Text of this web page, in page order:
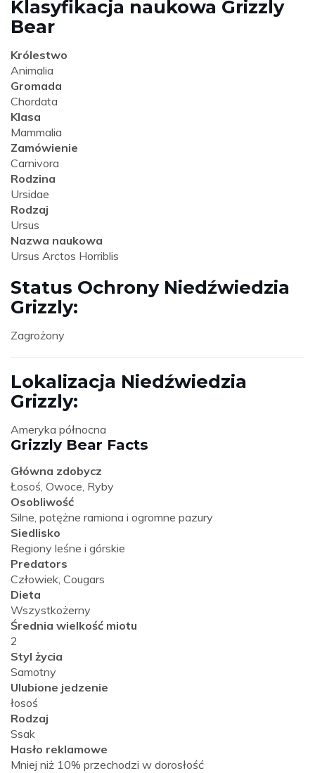
Klasyfikacja naukowa Grizzly
Bear
Królestwo
Animalia
Gromada
Chordata
Klasa
Mammalia
Zamówienie
Carnivora
Rodzina
Ursidae
Rodzaj
Ursus
Nazwa naukowa
Ursus Arctos Horriblis
Status Ochrony Niedźwiedzia
Grizzly:
Zagrożony
Lokalizacja Niedźwiedzia
Grizzly:
Ameryka północna
Grizzly Bear Facts
Główna zdobycz
Łosoś, Owoce, Ryby
Osobliwość
Silne, potężne ramiona i ogromne pazury
Siedlisko
Regiony leśne i górskie
Predators
Człowiek, Cougars
Dieta
Wszystkożerny
Średnia wielkość miotu
2
Styl życia
Samotny
Ulubione jedzenie
łosoś
Rodzaj
Ssak
Hasło reklamowe
Mniej niż 10% przechodzi w dorosłość